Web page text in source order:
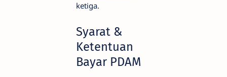
ketiga.
Syarat &
Ketentuan
Bayar PDAM